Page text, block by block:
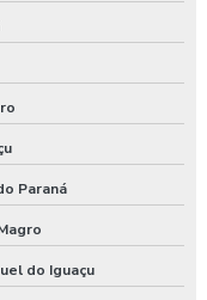
Paraná
do Iguaçu